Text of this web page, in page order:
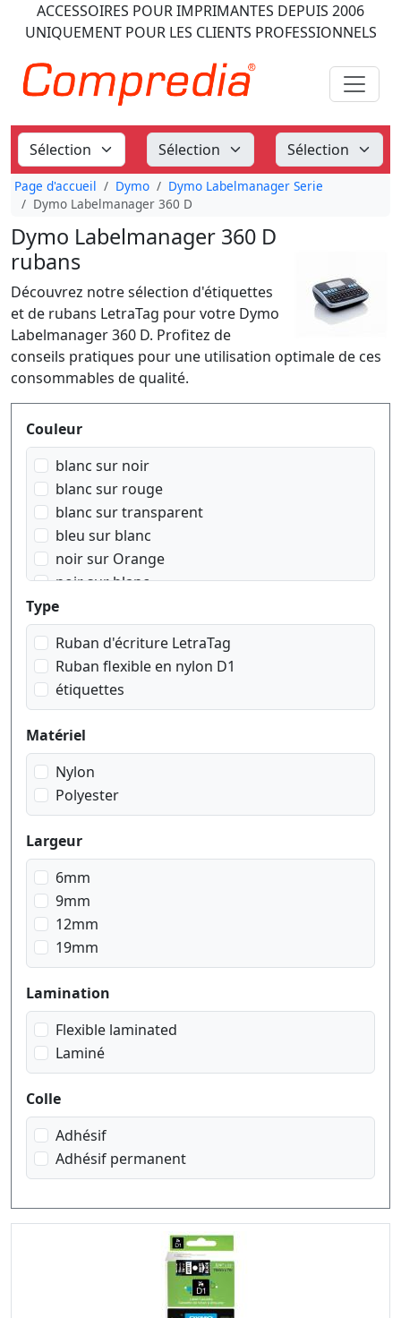
ACCESSOIRES POUR IMPRIMANTES DEPUIS 2006
UNIQUEMENT POUR LES CLIENTS PROFESSIONNELS
Page d'accueil Dymo
Dymo Labelmanager Serie
Dymo Labelmanager 360 D
Dymo Labelmanager 360 D
rubans
Découvrez notre sélection d'étiquettes
et de rubans LetraTag pour votre Dymo
Labelmanager 360 D. Profitez de
conseils pratiques pour une utilisation optimale de ces
consommables de qualité.
Produktfilter
Couleur
blanc sur noir
blanc sur rouge
blanc sur transparent
bleu sur blanc
noir sur Orange
noir sur blanc
noir sur bleu
noir sur jaune
noir sur rouge
noir sur transparent
noir sur vert
Type
Ruban d'écriture LetraTag
Ruban flexible en nylon D1
étiquettes
Matériel
Nylon
Polyester
Largeur
6mm
9mm
12mm
19mm
Lamination
Flexible laminated
Laminé
Colle
Adhésif
Adhésif permanent